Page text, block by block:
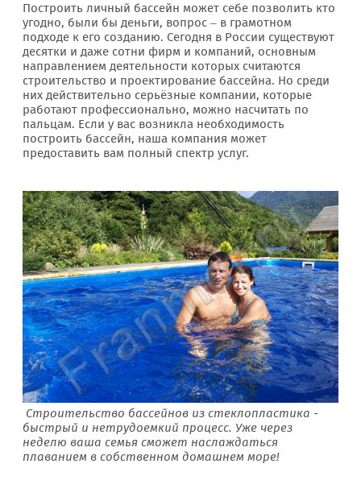
Построить личный бассейн может себе позволить кто
угодно, были бы деньги, вопрос – в грамотном
подходе к его созданию. Сегодня в России существуют
десятки и даже сотни фирм и компаний, основным
направлением деятельности которых считаются
строительство и проектирование бассейна. Но среди
них действительно серьёзные компании, которые
работают профессионально, можно насчитать по
пальцам. Если у вас возникла необходимость
построить бассейн, наша компания может
предоставить вам полный спектр услуг.
Строительство бассейнов из стеклопластика -
быстрый и нетрудоемкий процесс. Уже через
неделю ваша семья сможет наслаждаться
плаванием в собственном домашнем море!